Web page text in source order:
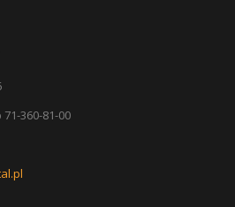
71-360-81-00